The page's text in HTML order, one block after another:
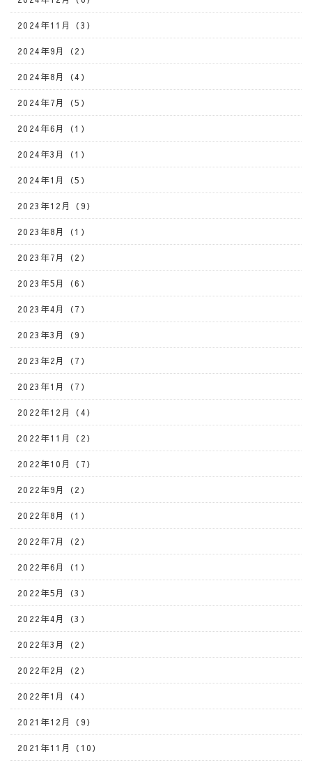
2024年11月（3）
2024年9月（2）
2024年8月（4）
2024年7月（5）
2024年6月（1）
2024年3月（1）
2024年1月（5）
2023年12月（9）
2023年8月（1）
2023年7月（2）
2023年5月（6）
2023年4月（7）
2023年3月（9）
2023年2月（7）
2023年1月（7）
2022年12月（4）
2022年11月（2）
2022年10月（7）
2022年9月（2）
2022年8月（1）
2022年7月（2）
2022年6月（1）
2022年5月（3）
2022年4月（3）
2022年3月（2）
2022年2月（2）
2022年1月（4）
2021年12月（9）
2021年11月（10）